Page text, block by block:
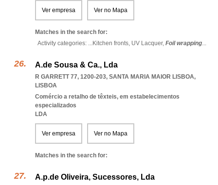
Ver empresa Ver no Mapa
Matches in the search for:
Activity categories: ...Kitchen fronts, UV Lacquer, Foil wrapping...
A.de Sousa & Ca., Lda
R GARRETT 77, 1200-203, SANTA MARIA MAIOR LISBOA,
LISBOA
Comércio a retalho de têxteis, em estabelecimentos
especializados
LDA
Ver empresa Ver no Mapa
Matches in the search for:
A.p.de Oliveira, Sucessores, Lda